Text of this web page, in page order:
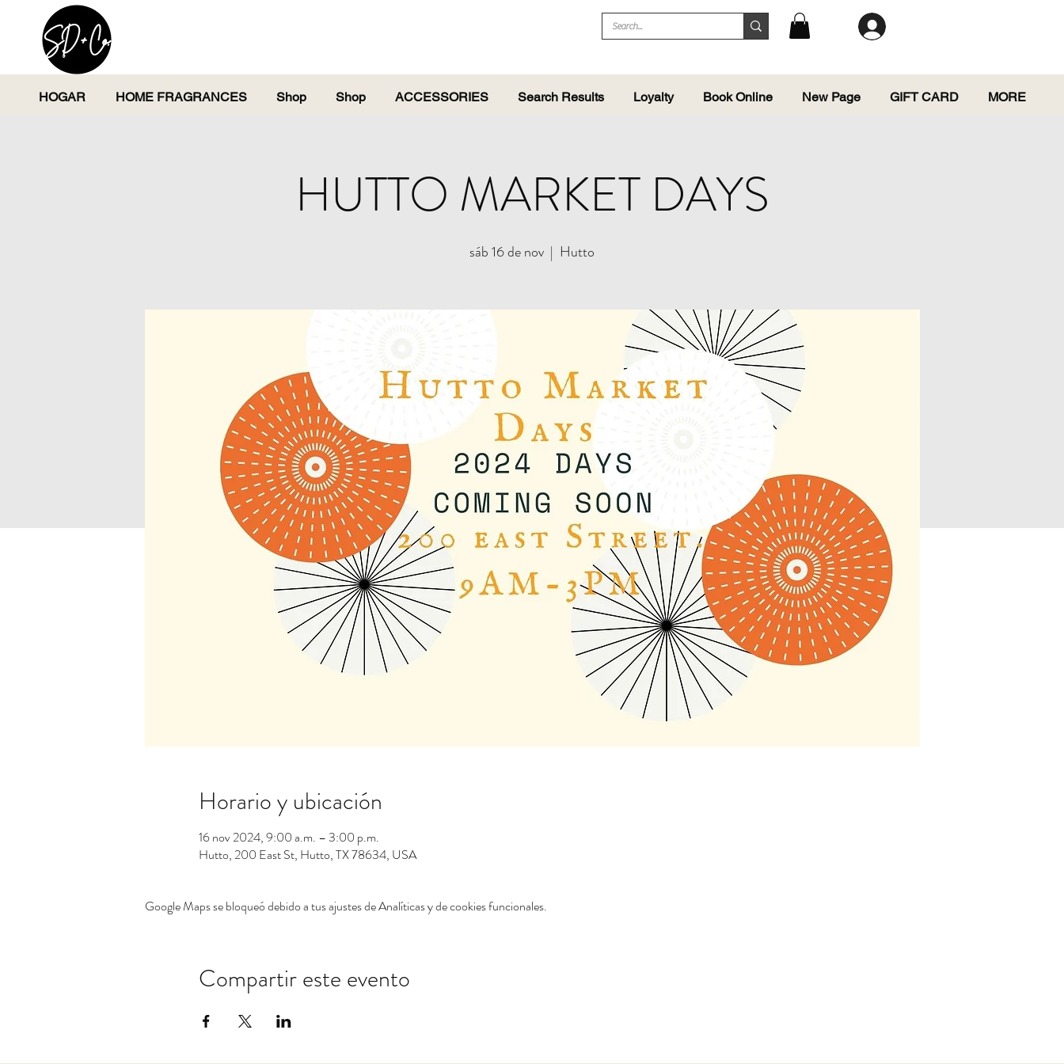
HOGAR HOME FRAGRANCES Shop Shop ACCESSORIES Search Results Loyalty Book Online New Page GIFT CARD MORE
HUTTO MARKET DAYS
sáb 16 de nov
  |
Hutto
Horario y ubicación
16 nov 2024, 9:00 a.m. – 3:00 p.m.
Hutto, 200 East St, Hutto, TX 78634, USA
Google Maps se bloqueó debido a tus ajustes de Analíticas y de cookies funcionales.
Compartir este evento